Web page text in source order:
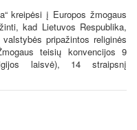
kreipėsi į Europos žmogaus
kad Lietuvos Respublika,
pripažintos religinės
teisių konvencijos 9
laisvė), 14 straipsnį